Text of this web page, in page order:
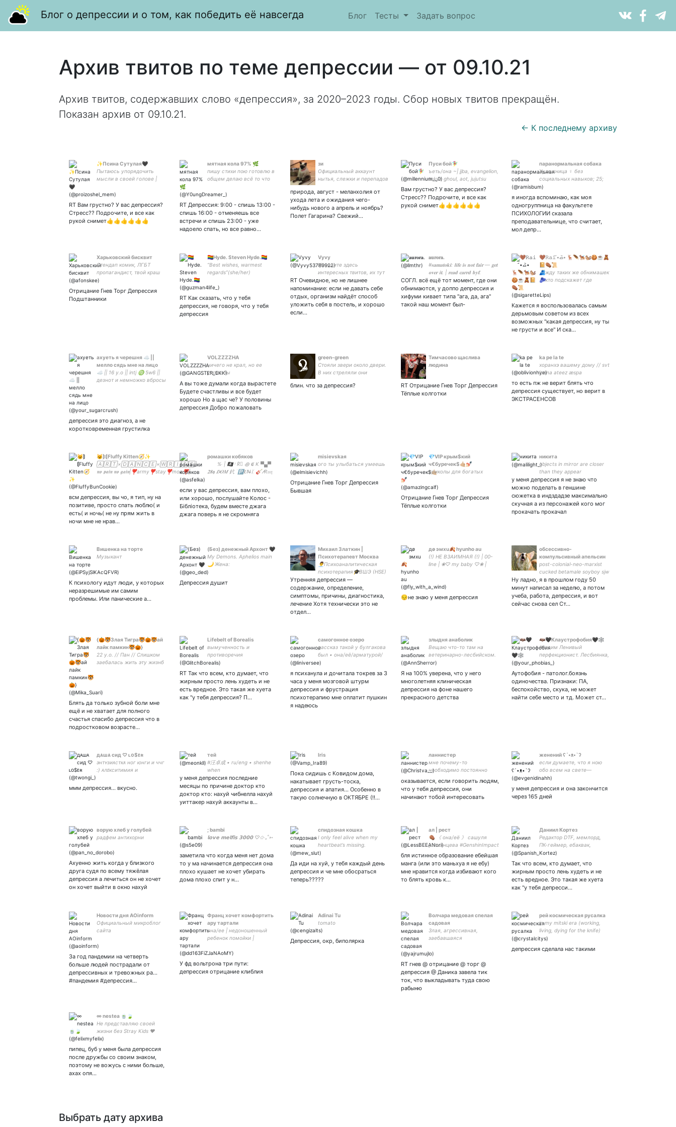
Блог о депрессии и о том, как победить её навсегда Блог Тесты Задать вопрос
Архив твитов по теме депрессии — от 09.10.21
Архив твитов, содержавших слово «депрессия», за 2020–2023 годы. Сбор новых твитов прекращён.
Показан архив от 09.10.21.
← К последнему архиву
✨Псина Сутулая🖤
Пытаюсь упорядочить
мысли в своей голове |
😌💕💫 | #взаимный
RT Вам грустно? У вас депрессия?
Стресс?? Подрочите, и все как
рукой снимет👍👍👍👍👍👍
мятная кола 97% 🌿
пишу стихи пою готовлю в
общем делаю всё то что
RT Депрессия: 9:00 - спишь 13:00 -
спишь 16:00 - отменяешь все
встречи и спишь 23:00 - уже
надоело спать, но все равно…
зи
Официальный аккаунт
нытья, слежки и перепадов
природа, август - меланхолия от
ухода лета и ожидания чего-
нибудь нового а апрель и ноябрь?
Полет Гагарина? Свежий…
Пуси бой🧚‍♀️
ъеть/она ~| jjba, evangelion,
tokyo ghoul, aot, jujutsu
kaisen, berserk, kakegurui,
devilmen |~я улыбаюсь все
время, чтобы никто не
узнал, сколько я сосал
Вам грустно? У вас депрессия?
Стресс?? Подрочите, и все как
рукой снимет👍👍👍👍👍👍
паранормальная собака
Художница ♀️ без
социальных навыков; 25;
🇺🇦; так же известна как:
repost without credits!
я иногда вспоминаю, как моя
одногруппница на факультете
ПСИХОЛОГИИ сказала
преподавательнице, что считает,
мол депр…
Харьковский бисквит
Стендап комик, ЛГБТ
пропагандист, твой краш
Отрицание Гнев Торг Депрессия
Подштанники
🏳️‍🌈Hyde. Steven Hyde.🏳️‍🌈
“Best wishes, warmest
regards”(she/her)
RT Как сказать, что у тебя
депрессия, не говоря, что у тебя
депрессия
Vyvy
Не ищите здесь
интересных твитов, их тут
нет :р
RT Очевидное, но не лишнее
напоминание: если не давать себе
отдых, организм найдёт способ
уложить себя в постель, и хорошо
если…
𝐚𝐮𝐫𝐨𝐫𝐚.
#𝐬𝐚𝐦𝐚𝐭𝐨𝐤𝐢: 𝐥𝐢𝐟𝐞 𝐢𝐬 𝐧𝐨𝐭 𝐟𝐚𝐢𝐫 — 𝐠𝐞𝐭
𝐨𝐯𝐞𝐫 𝐢𝐭. | 𝐫𝐞𝐚𝐝 𝐜𝐚𝐫𝐫𝐝 𝐛𝐲𝐟.
СОГЛ. всё ещё тот момент, где они
обнимаются, у доппо депрессия и
хифуми кивает типа "ага, да, ага"
такой наш момент был-
🤎𝚁𝚊𝚒 •᷄ࡇ•᷅ 🦌🪶🐕‍🦺🐿️🍪☕🧸
📔⚰️📜
🫂жду таких же обнимашек
🫐кто подскажет где
жизнь суп а я в ней вилка
раскисаем
Кажется я воспользовалась самым
дерьмовым советом из всех
возможных "какая депрессия, ну ты
не грусти и все" И ска…
ахуеть я черешня ☁ ||
мелло сядь мне на лицо
☁ || 16 y.o || intj ♍ 5w6 ||
дезнот и немножко вбросы
депрессия это диагноз, а не
коротковременная грустилка
VOLZZZZHA
ничего не крал, но ее
украл бы
А вы тоже думали когда вырастете
Будете счастливы и все будет
хорошо Но а щас че? У половины
депрессия Добро пожаловать
green-green
Стояли звери около двери.
В них стреляли они
Б. Стругацкий. Жук в
блин. что за депрессия?
Тимчасово щаслива
людина
RT Отрицание Гнев Торг Депрессия
Тёплые колготки
ka pe la te
хоранхэ вашему дому // svt
loona ateez æspa
то есть пж не верит блять что
депрессия существует, но верит в
ЭКСТРАСЕНСОВ
😺⟭⟬Fluffy Kitten🧭✨
🄰🅁🅃×🄳🄰🄽🄲🄴×🅆🅁🄸🅃🄴|
𝖓𝖔 𝖕𝖆𝖎𝖓 𝖓𝖔 𝖌𝖆𝖎𝖓|❣️army❣️stay❣️moa❣️|
всм депрессия, вы чо, я тип, ну на
позитиве, просто спать люблю( и
есть( и ночь( не ну прям жить в
ночи мне не нрав…
ромашки кобяков
⠀ ⠀ %˓ | 🏴‍☠️ ᵎ R⃫ ꩜ 𝕮 K ▀▄▀
𝟐𝟖𝖞 𝑫𝑶𝑴 釴 ࣪ 🅿𝐔N̶ᛕ 🎸🜇𝔲𝔫ִֶ
если у вас депрессия, вам плохо,
или хорошо, послушайте Колос -
Бiблiотека, будем вместе джага
джага поверь я не скромняга
misievskaя
ого ты улыбаться умеешь
Отрицание Гнев Торг Депрессия
Бывшая
💎VIP крым$кий
ч€буречек$🤙🏼💅🏻
приколы для богатых
Отрицание Гнев Торг Депрессия
Тёплые колготки
никита
objects in mirror are closer
than they appear
у меня депрессия я не знаю что
можно поделать в геншине
сюжетка в индздадзе максимально
скучная а из персонажей кого мог
прокачать прокачал
Вишенка на торте
Музыкант
К психологу идут люди, у которых
неразрешимые им самим
проблемы. Или панические а…
(Без) денежный Архонт 🖤
My Demons. Aphelios main
🌙 Жена:
#LeagueofLegends
#клубромантики
Депрессия душит
Михаил Златкин |
Психотерапевт Москва
👨‍💼Психоаналитическая
психотерапия🎓ВШЭ (HSE)
Член международной
ассоциации
психотерапевтов ISTFP
Ⓜ️Лубянка 🌐Zoom
Утренняя депрессия —
содержание, определение,
симптомы, причины, диагностика,
лечение Хотя технически это не
отдел…
дø эмxu🍂 hyunho au
(!) НЕ ВЗАИМНАЯ (!) | 00-
line | ❀♡ my baby ♡❀ |
😔не знаю у меня депрессия
обсессивно-
компульсивный апельсин
post-colonial-neo-marxist
cucked betamale soyboy sjw
socialist snowflake
Ну ладно, я в прошлом году 50
минут написал за неделю, а потом
учеба, работа, депрессия, и вот
сейчас снова сел Ст…
{🎃🐯Злая Тигра🐯🎃🐯ай
лайк памкин🐯🎃}
22 y.o. // Пан // Слишком
заебалась жить эту жизнб
суперманси
Блять да только зубной боли мне
ещё и не хватает для полного
счастья спасибо депрессия что в
подростковом возрасте…
Lifebelt of Borealis
вымученность и
противоречия
RT Так что всем, кто думает, что
жирным просто лень худеть и не
есть вредное. Это такая же хуета
как "у тебя депрессия? П…
самогонное озеро
рассказ такой у булгакова
был • она/её/арматурой/
надломился, по гендеру
• радфем • фд: жжба, жжк,
снк, руслит, токрев,
история
я психанула и дочитала токрев за 3
часа у меня мозговой штурм
депрессия и фрустрация
психотерапию мне оплатит пушкин
я надеюсь
злыдня анаболик
Вещаю что-то там на
ветеринарно-лесбийском.
Semper in excremento, sole
Я на 100% уверена, что у него
многолетняя клиническая
депрессия на фоне нашего
прекрасного детства
🦇🖤Клаустрофобия🖤🕸️
#взаим Ленивый
перфекционист. Лесбиянка,
работаю в секс-шопе.
гораздо младше себя. Не
жизнь, а сценарий для
сериала Нетфликса. 27 y.o.
💚🌿
Аутофобия - патолог.боязнь
одиночества. Признаки: ПА,
беспокойство, скука, не может
найти себе место и тд. Может ст…
дᴀшᴀ сид ♡ ʟᴏ$ᴇʀ
энтʏзиᴀсткᴀ ног юнги и ччг
:) ᴀлᴇкситимия и
ммм депрессия... вкусно.
тей
#汪卓成 • ru/eng • shenhe
when
у меня депрессия последние
месяцы по причине доктор кто
доктор кто: нахуй чибнелла нахуй
уиттакер нахуй аккаунты в…
Iris
Пока сидишь с Ковидом дома,
накатывает грусть-тоска,
депрессия и апатия... Особенно в
такую солнечную в ОКТЯБРЕ (!!…
ланнистер
мне почему-то
необходимо постоянно
оказывается, если говорить людям,
что у тебя депрессия, они
начинают тобой интересовать
женений ʕ´•ᴥ•`ʔ
если думаете, что я ною
обо всем на свете—
правильно думаете; ава с ;
тому и туббо(мне так
сказали...)
у меня депрессия и она закончится
через 165 дней
ворую хлеб у голубей
радфем антихорни
Ахуенно жить когда у близкого
друга судя по всему тяжёлая
депрессия а лечиться он не хочет
он хочет выйти в окно нахуй
; bambi
𝗹𝗼𝘃𝗲 𝗺𝗲𝗹𝗳𝗶𝘀 𝟯𝟬𝟬𝟬 ♡✩‧₊˚➳
заметила что когда меня нет дома
то у ма начинается депрессия она
плохо кушает не хочет убирать
дома плохо спит у н…
спидозная кошка
I only feel alive when my
heartbeat’s missing.
Да иди на хуй, у тебя каждый день
депрессия и че мне обосраться
теперь?????
ал | рест
⚰ 《 она/её 》 сашуля
устьянцева #GenshinImpact
□ 50 AR (75к опыта)□
●¿фем● ⚰ парная с : .
cools:
бля истинное образование ебейшая
манга (или это маньхуа я не ебу)
мне нравится когда избивают кого
то блять кровь к…
Даниил Кортез
Редактор DTF, мемлорд,
ПК-геймер, ебаквак,
продавец Anno. Люблю
вкусно поесть. Шучу шутки
(Кузьменко сказал, что они
не смешные).
Так что всем, кто думает, что
жирным просто лень худеть и не
есть вредное. Это такая же хуета
как "у тебя депресси…
Новости дня AOinform
Официальный микроблог
сайта
За год пандемии на четверть
больше людей пострадали от
депрессивных и тревожных ра...
#пандемия #депрессия…
Франц хочет комфортить
ару тартали
она/ее | недоношенный
ребенок помойки |
У фд вольтрона три пути:
депрессия отрицание клиблия
Adinai Tu
tomato
Депрессия, окр, биполярка
Волчара медовая спелая
садовая
Злая, агрессивная,
заебавшаяся
RT гнев @ отрицание @ торг @
депрессия @ Даника завела тик
ток, что выкладывать туда свою
рабыню
рей космическая русалка
in my mitski era (working,
living, dying for the knife)
депрессия сделала нас такими
∞ nestea 🍵🍃
Не представляю своей
жизни без Stray Kids ❤
#stay 04.08.19 🧡#atiny 🤍
#deobi 🤎#carat 💙#tomoon
💝#myday 💛#engene {multi
♡} 💕 💞
пипец, буб у меня была депрессия
после дружбы со своим знаком,
поэтому не вожусь с ними больше,
ахах опя…
Выбрать дату архива